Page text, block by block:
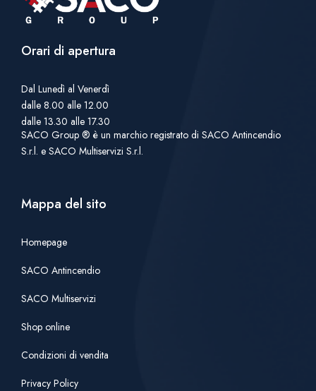
Orari di apertura
Dal Lunedì al Venerdì
dalle 8.00 alle 12.00
dalle 13.30 alle 17.30
SACO Group ® è un marchio registrato di SACO Antincendio
S.r.l. e SACO Multiservizi S.r.l.
Mappa del sito
Homepage
SACO Antincendio
SACO Multiservizi
Shop online
Condizioni di vendita
Privacy Policy